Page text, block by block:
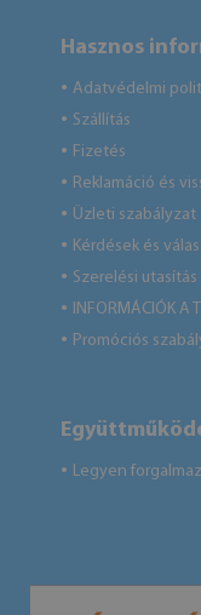
Hasznos
● Adatvédelmi
● Szállítás
● Fizetés
● Reklamáció és
● Üzleti szabályzat
● Kérdések és
● Szerelési utasítás
● INFORMÁCIÓK A
● Promóciós
● Legyen